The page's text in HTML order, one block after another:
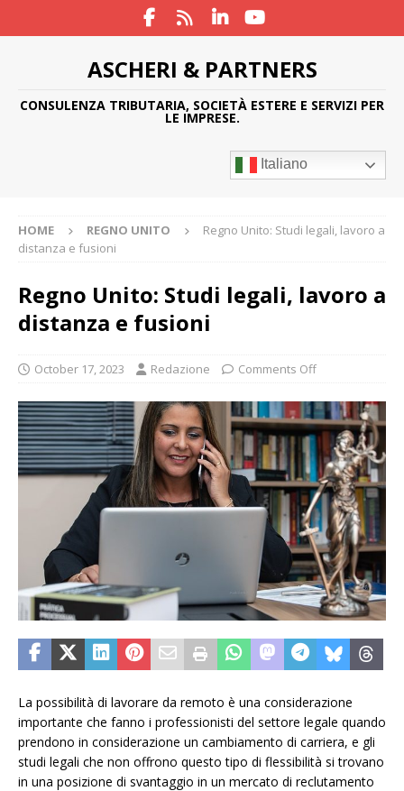
ASCHERI & PARTNERS
CONSULENZA TRIBUTARIA, SOCIETÀ ESTERE E SERVIZI PER
LE IMPRESE.
Italiano
HOME REGNO UNITO
Regno Unito: Studi legali, lavoro a
distanza e fusioni
Regno Unito: Studi legali, lavoro a
distanza e fusioni
October 17, 2023 Redazione Comments Off
La possibilità di lavorare da remoto è una considerazione
importante che fanno i professionisti del settore legale quando
prendono in considerazione un cambiamento di carriera, e gli
studi legali che non offrono questo tipo di flessibilità si trovano
in una posizione di svantaggio in un mercato di reclutamento